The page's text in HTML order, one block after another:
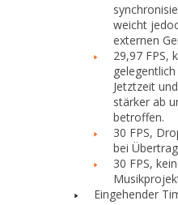
weicht
externen
29,97 FPS,
Jetztzeit
stärker ab
betroffen.
30 FPS,
bei
30 FPS,
Eingehender